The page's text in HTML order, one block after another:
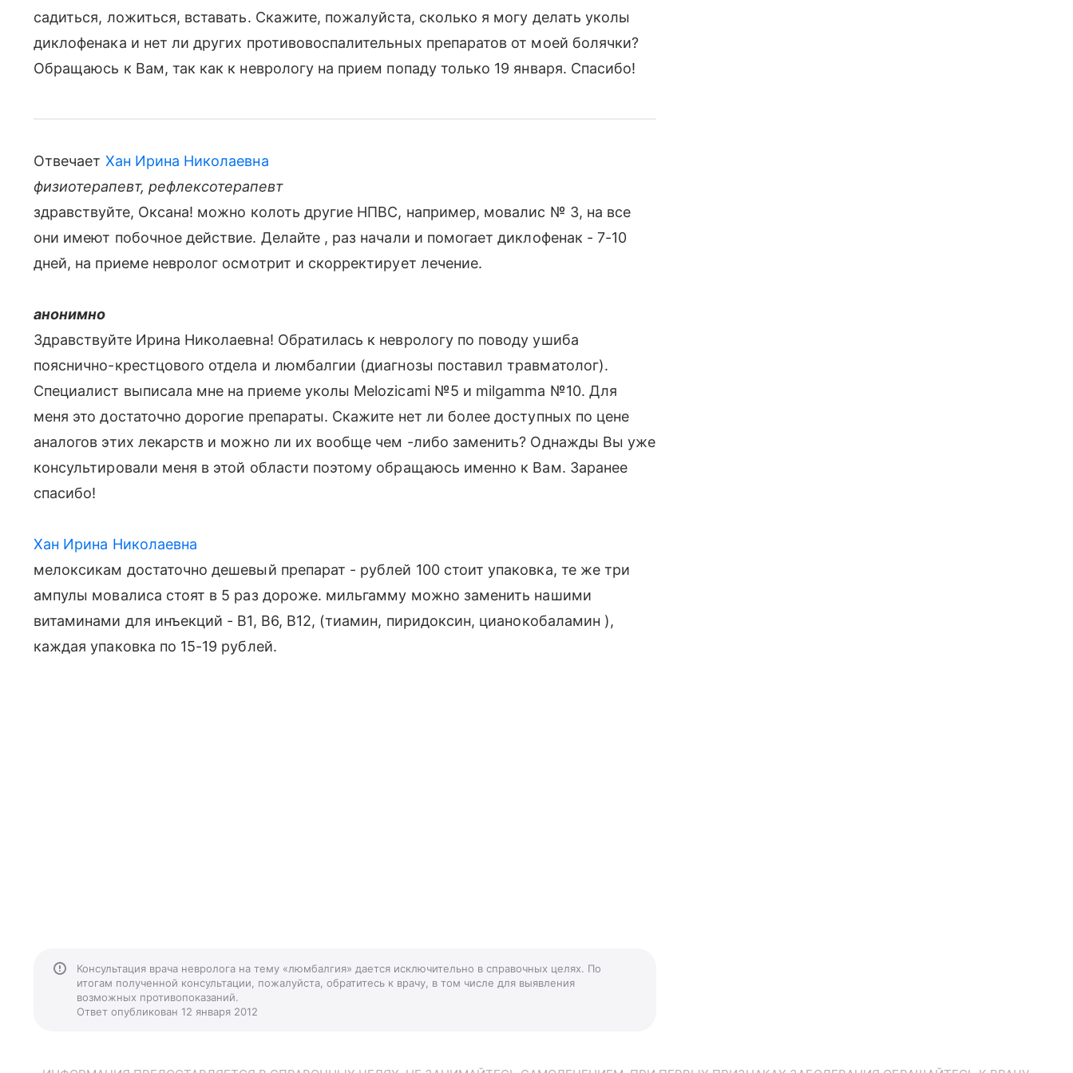
садиться, ложиться, вставать. Скажите, пожалуйста, сколько я могу делать уколы
диклофенака и нет ли других противовоспалительных препаратов от моей болячки?
Обращаюсь к Вам, так как к неврологу на прием попаду только 19 января. Спасибо!
Отвечает Хан Ирина Николаевна
физиотерапевт, рефлексотерапевт
здравствуйте, Оксана! можно колоть другие НПВС, например, мовалис № 3, на все
они имеют побочное действие. Делайте , раз начали и помогает диклофенак - 7-10
дней, на приеме невролог осмотрит и скорректирует лечение.
анонимно
Здравствуйте Ирина Николаевна! Обратилась к неврологу по поводу ушиба
пояснично-крестцового отдела и люмбалгии (диагнозы поставил травматолог).
Специалист выписала мне на приеме уколы Melozicami №5 и milgamma №10. Для
меня это достаточно дорогие препараты. Скажите нет ли более доступных по цене
аналогов этих лекарств и можно ли их вообще чем -либо заменить? Однажды Вы уже
консультировали меня в этой области поэтому обращаюсь именно к Вам. Заранее
спасибо!
Хан Ирина Николаевна
мелоксикам достаточно дешевый препарат - рублей 100 стоит упаковка, те же три
ампулы мовалиса стоят в 5 раз дороже. мильгамму можно заменить нашими
витаминами для инъекций - В1, В6, В12, (тиамин, пиридоксин, цианокобаламин ),
каждая упаковка по 15-19 рублей.
Консультация врача невролога на тему «люмбалгия» дается исключительно в справочных целях. По
итогам полученной консультации, пожалуйста, обратитесь к врачу, в том числе для выявления
возможных противопоказаний.
Ответ опубликован 12 января 2012